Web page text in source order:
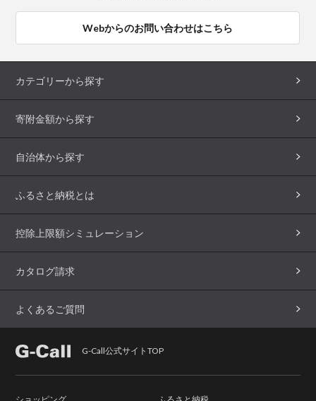
Webからのお問い合わせはこちら
カテゴリーから探す
寄附金額から探す
自治体から探す
ふるさと納税とは
控除上限額シミュレーション
カタログ請求
よくあるご質問
G-Call公式サイトTOP